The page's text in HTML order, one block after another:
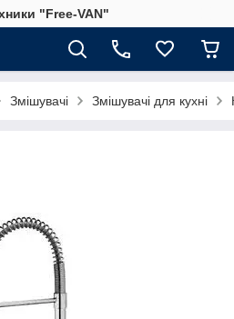
"Free-VAN"
Змішувачі Змішувачі для кухні